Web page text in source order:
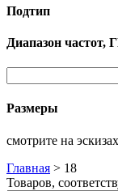
Подтип
Диапазон частот,
Размеры
смотрите на эскизах
Главная > 18
Товаров,